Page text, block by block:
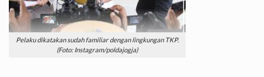
Pelaku dikatakan sudah familiar dengan lingkungan TKP.
(Foto: Instagram/poldajogja)